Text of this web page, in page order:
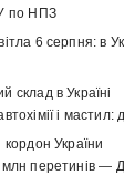
по НПЗ
6 серпня: в
склад в Україні
і мастил:
України
млн перетинів —